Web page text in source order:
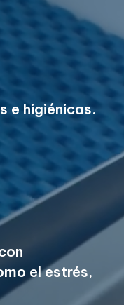
e higiénicas.
el estrés,